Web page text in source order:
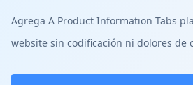
Agrega A Product Information Tabs
website sin codificación ni dolores de